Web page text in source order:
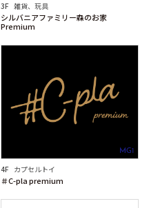
3F 雑貨、玩具
シルバニアファミリー森のお家
Premium
MG1
4F カプセルトイ
＃C-pla premium